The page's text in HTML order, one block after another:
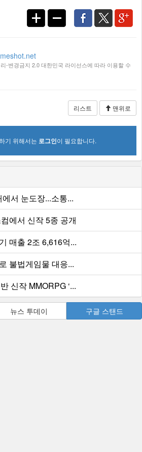
-변경금지 2.0 대한민국 라이선스에 따라 이용할 수
리스트 맨위로
기 위해서는 로그인이 필요합니다.
서 눈도장...소통...
에서 신작 5종 공개
매출 2조 6,616억...
불법게임물 대응...
신작 MMORPG ‘...
뉴스 투데이 구글 스탠드